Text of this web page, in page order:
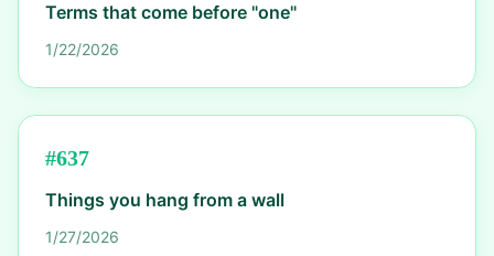
Terms that come before "one"
1/22/2026
#637
Things you hang from a wall
1/27/2026